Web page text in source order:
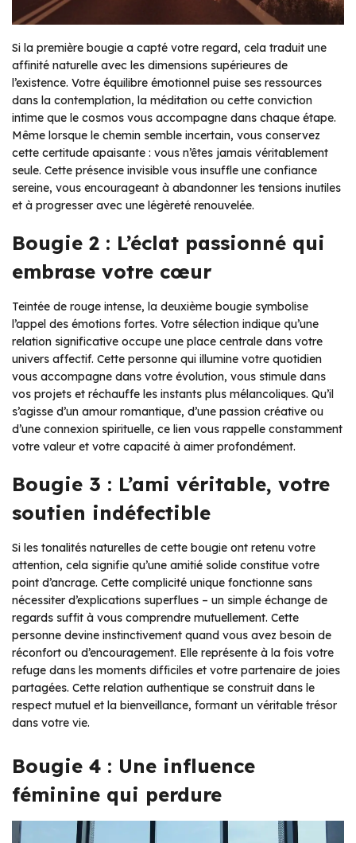
Si la première bougie a capté votre regard, cela traduit une
affinité naturelle avec les dimensions supérieures de
l’existence. Votre équilibre émotionnel puise ses ressources
dans la contemplation, la méditation ou cette conviction
intime que le cosmos vous accompagne dans chaque étape.
Même lorsque le chemin semble incertain, vous conservez
cette certitude apaisante : vous n’êtes jamais véritablement
seule. Cette présence invisible vous insuffle une confiance
sereine, vous encourageant à abandonner les tensions inutiles
et à progresser avec une légèreté renouvelée.
Bougie 2 : L’éclat passionné qui
embrase votre cœur
Teintée de rouge intense, la deuxième bougie symbolise
l’appel des émotions fortes. Votre sélection indique qu’une
relation significative occupe une place centrale dans votre
univers affectif. Cette personne qui illumine votre quotidien
vous accompagne dans votre évolution, vous stimule dans
vos projets et réchauffe les instants plus mélancoliques. Qu’il
s’agisse d’un amour romantique, d’une passion créative ou
d’une connexion spirituelle, ce lien vous rappelle constamment
votre valeur et votre capacité à aimer profondément.
Bougie 3 : L’ami véritable, votre
soutien indéfectible
Si les tonalités naturelles de cette bougie ont retenu votre
attention, cela signifie qu’une amitié solide constitue votre
point d’ancrage. Cette complicité unique fonctionne sans
nécessiter d’explications superflues – un simple échange de
regards suffit à vous comprendre mutuellement. Cette
personne devine instinctivement quand vous avez besoin de
réconfort ou d’encouragement. Elle représente à la fois votre
refuge dans les moments difficiles et votre partenaire de joies
partagées. Cette relation authentique se construit dans le
respect mutuel et la bienveillance, formant un véritable trésor
dans votre vie.
Bougie 4 : Une influence
féminine qui perdure